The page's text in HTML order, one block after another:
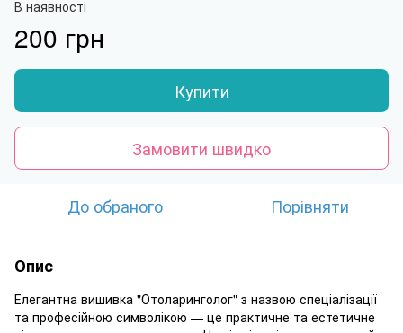
В наявності
200 грн
Купити
Замовити швидко
До обраного Порівняти
Опис
Елегантна вишивка "Отоларинголог" з назвою спеціалізації
та професійною символікою — це практичне та естетичне